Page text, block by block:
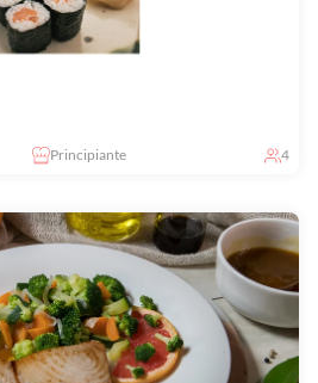
Principiante 4